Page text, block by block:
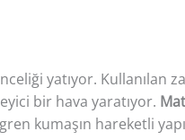
yatıyor.
bir hava yaratıyor.
kumaşın hareketli